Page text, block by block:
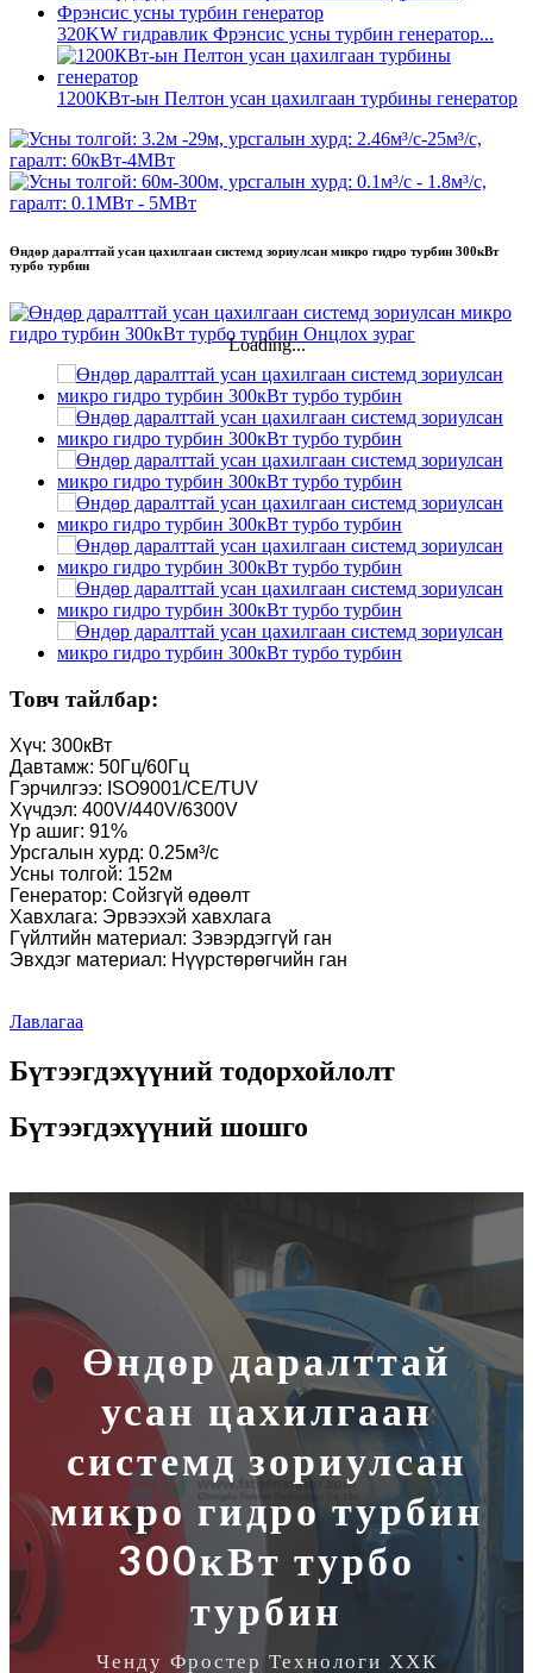
320KW гидравлик Фрэнсис усны турбин генератор...
1200КВт-ын Пелтон усан цахилгаан турбины генератор
Өндөр даралттай усан цахилгаан системд зориулсан микро гидро турбин 300кВт
турбо турбин
Loading...
Товч тайлбар:
Хүч: 300кВт
Давтамж: 50Гц/60Гц
Гэрчилгээ: ISO9001/CE/TUV
Хүчдэл: 400V/440V/6300V
Үр ашиг: 91%
Урсгалын хурд: 0.25м³/с
Усны толгой: 152м
Генератор: Сойзгүй өдөөлт
Хавхлага: Эрвээхэй хавхлага
Гүйлтийн материал: Зэвэрдэггүй ган
Эвхдэг материал: Нүүрстөрөгчийн ган
Лавлагаа
Бүтээгдэхүүний тодорхойлолт
Бүтээгдэхүүний шошго
Өндөр даралттай
усан цахилгаан
системд зориулсан
микро гидро турбин
300кВт турбо
турбин
Ченду Фростер Технологи ХХК